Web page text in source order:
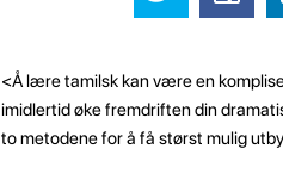
<Å lære tamilsk kan være en
imidlertid øke fremdriften din
to metodene for å få størst mulig